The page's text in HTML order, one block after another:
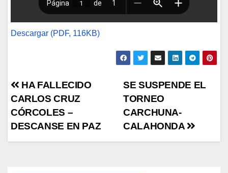
Descargar (PDF, 116KB)
Navegación
de
entradas
SE SUSPENDE EL
TORNEO
CARCHUNA-
CALAHONDA
HA FALLECIDO
CARLOS CRUZ
CÓRCOLES –
DESCANSE EN PAZ